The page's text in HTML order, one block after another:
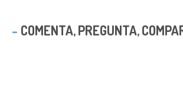
COMENTA, PREGUNTA,